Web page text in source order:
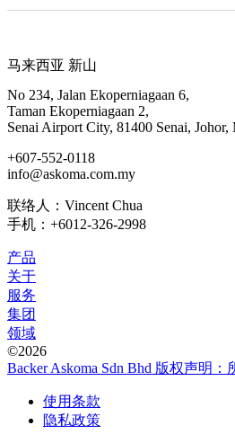
马来西亚 新山
No 234, Jalan Ekoperniagaan 6,
Taman Ekoperniagaan 2,
Senai Airport City, 81400 Senai, Johor,
+607-552-0118
info@askoma.com.my
联络人：Vincent Chua
手机：+6012-326-2998
产品
关于
服务
集团
领域
©2026
Backer Askoma Sdn Bhd 版权声明：
使用条款
隐私政策